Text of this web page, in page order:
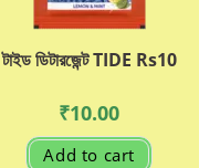
টাইড ডিটারজেন্ট TIDE Rs10
₹10.00
Add to cart